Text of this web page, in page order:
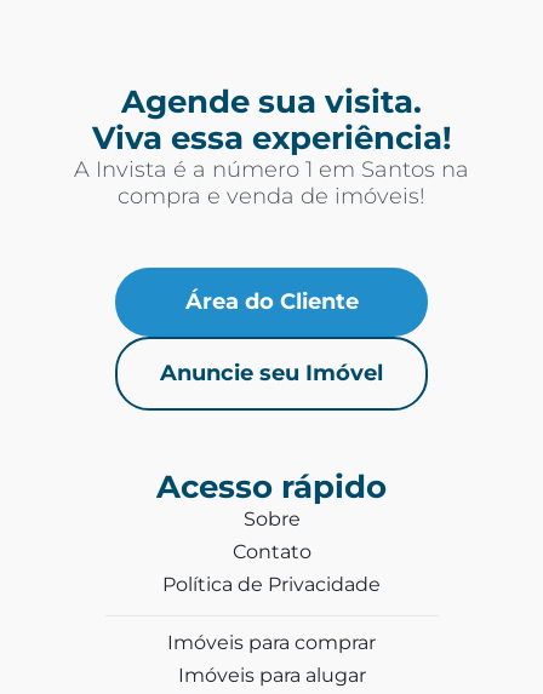
Agende sua visita.
Viva essa experiência!
A Invista é a número 1 em Santos na
compra e venda de imóveis!
Área do Cliente
Anuncie seu Imóvel
Acesso rápido
Sobre
Contato
Política de Privacidade
Imóveis para comprar
Imóveis para alugar